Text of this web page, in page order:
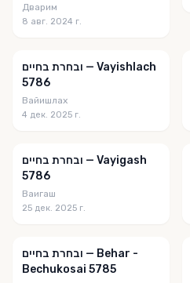
Дварим
8 авг. 2024 г.
ובחרת בחיים — Vayishlach
5786
Вайишлах
4 дек. 2025 г.
ובחרת בחיים — Vayigash
5786
Ваигаш
25 дек. 2025 г.
ובחרת בחיים — Behar -
Bechukosai 5785